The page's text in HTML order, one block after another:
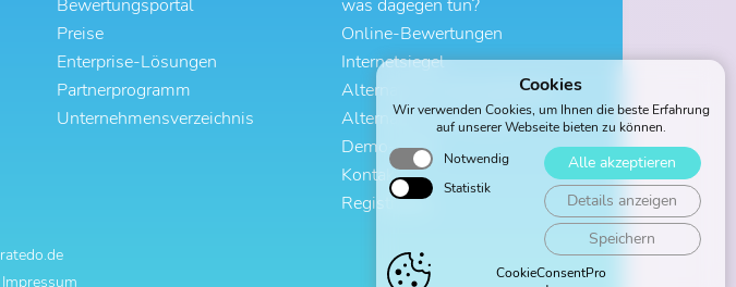
Cookies
Wir verwenden Cookies, um Ihnen die beste Erfahrung
auf unserer Webseite bieten zu können.
Notwendig
Statistik
Alle akzeptieren
Details anzeigen
Speichern
CookieConsentPro
Bewertungsportal
Preise
Enterprise-Lösungen
Partnerprogramm
Unternehmensverzeichnis
was dagegen tun?
Online-Bewertungen
Internetsiegel
Alternative zu ProvenExpert
Alternative zu Trustami
Demo-Profil
Kontakt
Registrieren
ratedo.de
Impressum